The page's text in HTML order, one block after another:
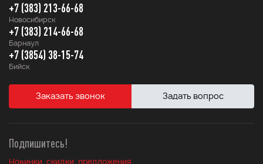
+7 (383) 213-66-68
Новосибирск
+7 (383) 214-66-68
Барнаул
+7 (3854) 38-15-74
Бийск
Заказать звонок Задать вопрос
Подпишитесь!
Новинки, скидки, предложения